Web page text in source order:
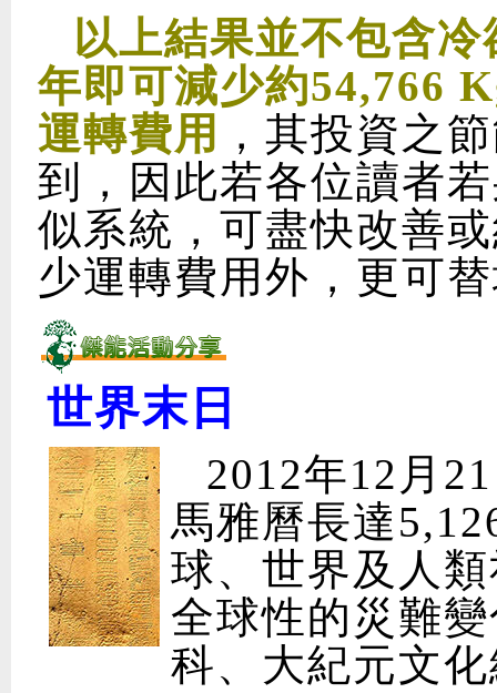
以上結果並不包含
年即可減少約54,766
運轉費用
，其投資之
到，因此若各位讀者
似系統，可盡快改善
少運轉費用外，更可
世界末日
2012年12月
馬雅曆長達
球、世界及人
全球性的災難
科、大紀元文